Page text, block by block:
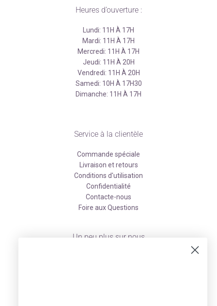
Heures d’ouverture :
Lundi: 11H À 17H
Mardi: 11H À 17H
Mercredi: 11H À 17H
Jeudi: 11H À 20H
Vendredi: 11H À 20H
Samedi: 10H À 17H30
Dimanche: 11H À 17H
Service à la clientèle
Commande spéciale
Livraison et retours
Conditions d'utilisation
Confidentialité
Contacte-nous
Foire aux Questions
Un peu plus sur nous